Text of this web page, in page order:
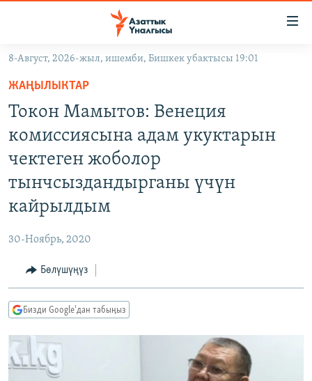
Навигацияга
өтүңүз
Издөөгө
салыңыз
МАДАНИЯТ
ТВ ПРОГРАММАЛАР
БИЗ ЖАНА ДҮЙНӨ
ДАНИСТЕ
АЗАТТЫК+
ЫҢГАЙСЫЗ СУРООЛОР
ӨЗГӨЧӨ ПИКИР
Русский
8-Август, 2026-жыл, ишемби, Бишкек убактысы 19:01
ЖАҢЫЛЫКТАР
Токон Мамытов: Венеция
комиссиясына адам укуктарын
чектеген жоболор
тынчсыздандырганы үчүн
кайрылдым
30-Ноябрь, 2020
Бөлүшүңүз
Бизди Google'дан табыңыз